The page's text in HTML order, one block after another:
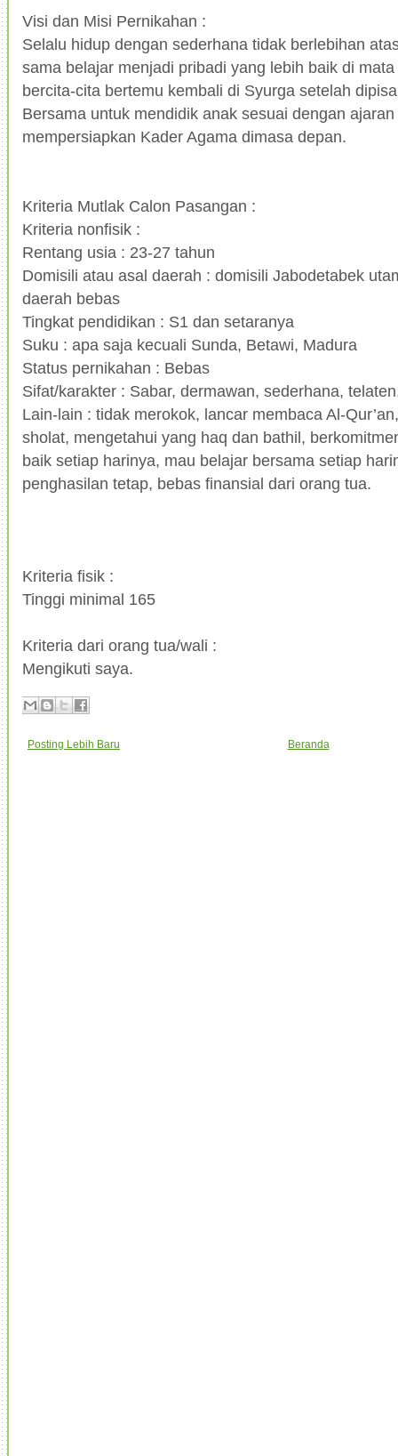
Visi dan Misi Pernikahan :
Selalu hidup dengan sederhana tidak berlebihan
sama belajar menjadi pribadi yang lebih baik di
bercita-cita bertemu kembali di Syurga setelah
Bersama untuk mendidik anak sesuai dengan
mempersiapkan Kader Agama dimasa depan.
Kriteria Mutlak Calon Pasangan :
Kriteria nonfisik :
Rentang usia : 23-27 tahun
Domisili atau asal daerah : domisili Jabodetabek
daerah bebas
Tingkat pendidikan : S1 dan setaranya
Suku : apa saja kecuali Sunda, Betawi, Madura
Status pernikahan : Bebas
Sifat/karakter : Sabar, dermawan, sederhana,
Lain-lain : tidak merokok, lancar membaca Al-
sholat, mengetahui yang haq dan bathil,
baik setiap harinya, mau belajar bersama setiap
penghasilan tetap, bebas finansial dari orang tua.
Kriteria fisik :
Tinggi minimal 165
Kriteria dari orang tua/wali :
Mengikuti saya.
Posting Lebih Baru Beranda